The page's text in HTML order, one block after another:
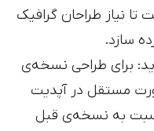
نیاز طراحان گرافیک
سازد.
برای طراحی نسخه‌ی
مستقل در آپدیت
به نسخه‌ی قبل